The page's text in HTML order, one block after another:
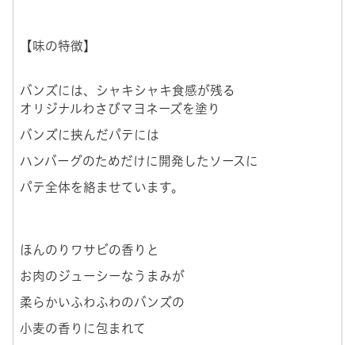
【味の特徴】
バンズには、シャキシャキ食感が残る
オリジナルわさびマヨネーズを塗り
バンズに挟んだパテには
ハンバーグのためだけに開発したソースに
パテ全体を絡ませています。
ほんのりワサビの香りと
お肉のジューシーなうまみが
柔らかいふわふわのバンズの
小麦の香りに包まれて